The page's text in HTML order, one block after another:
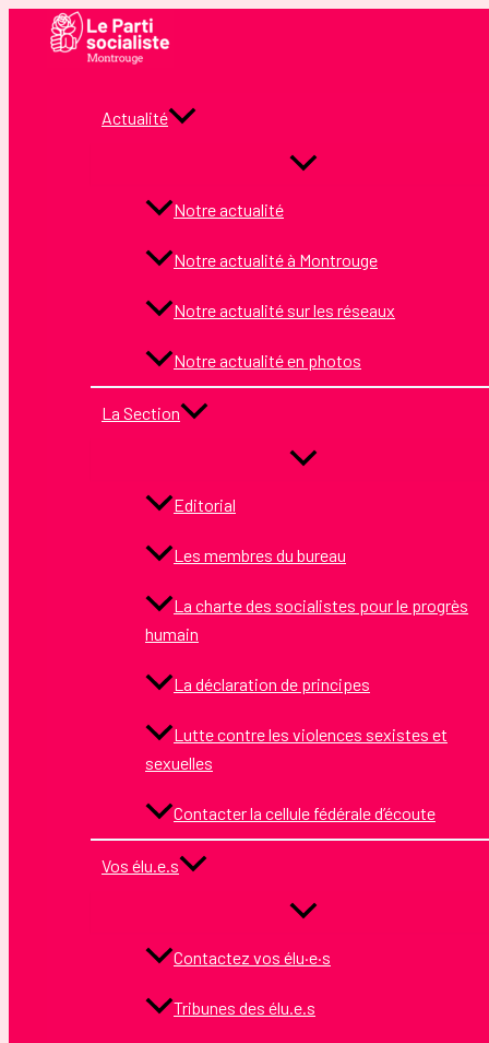
Actualité
Notre actualité
Notre actualité à Montrouge
Notre actualité sur les réseaux
Notre actualité en photos
La Section
Editorial
Les membres du bureau
La charte des socialistes pour le progrès
humain
La déclaration de principes
Lutte contre les violences sexistes et
sexuelles
Contacter la cellule fédérale d’écoute
Vos élu.e.s
Contactez vos élu·e·s
Tribunes des élu.e.s